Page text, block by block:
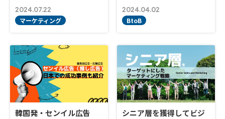
2024.07.22
マーケティング
2024.04.02
BtoB
韓国発・センイル広告
シニア層を獲得してビジ